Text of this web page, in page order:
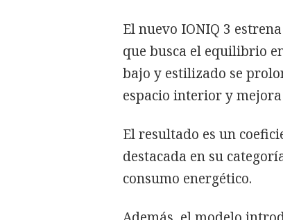
El nuevo IONIQ 3
que busca el equilibrio
bajo y estilizado se
espacio interior y
El resultado es un
destacada en su
consumo energético.